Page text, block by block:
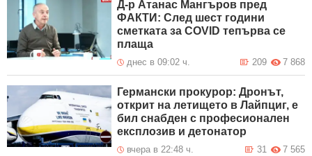
Д-р Атанас Мангъров пред
ФАКТИ: След шест години
сметката за COVID тепърва се
плаща
днес в 09:02 ч. 7 868
209
Германски прокурор: Дронът,
открит на летището в Лайпциг, е
бил снабден с професионален
експлозив и детонатор
вчера в 22:48 ч. 7 565
31